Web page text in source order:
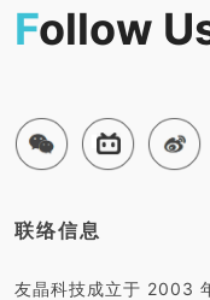
Follow
联络信息
友晶科技成立于 2003